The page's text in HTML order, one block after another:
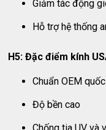
Giảm tác động
Hỗ trợ hệ thống
H5: Đặc điểm kính
Chuẩn OEM
Độ bền cao